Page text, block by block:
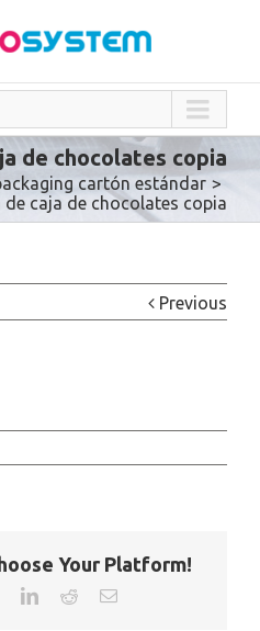
de chocolates copia
cartón estándar >
de caja de chocolates copia
Previous
Your Platform!